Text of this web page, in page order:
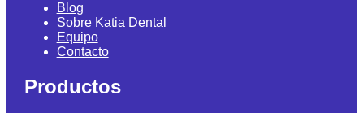
Blog
Sobre Katia Dental
Equipo
Contacto
Productos